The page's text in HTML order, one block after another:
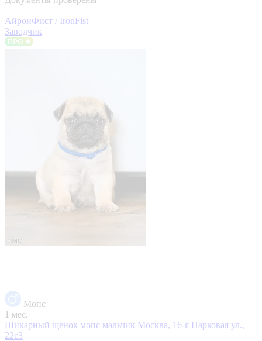
АйронФист / IronFist
Заводчик
Мопс
1 мес.
Шикарный щенок мопс мальчик Москва, 16-я Парковая ул.,
22с3